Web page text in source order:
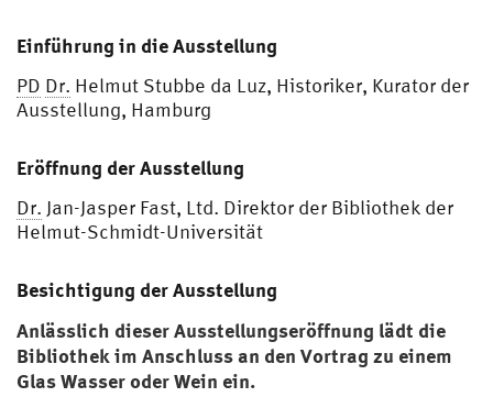
Einführung in die Ausstellung
PD Dr. Helmut Stubbe da Luz, Historiker, Kurator der
Ausstellung, Hamburg
Eröffnung der Ausstellung
Dr. Jan-Jasper Fast, Ltd. Direktor der Bibliothek der
Helmut-Schmidt-Universität
Besichtigung der Ausstellung
Anlässlich dieser Ausstellungseröffnung lädt die
Bibliothek im Anschluss an den Vortrag zu einem
Glas Wasser oder Wein ein.